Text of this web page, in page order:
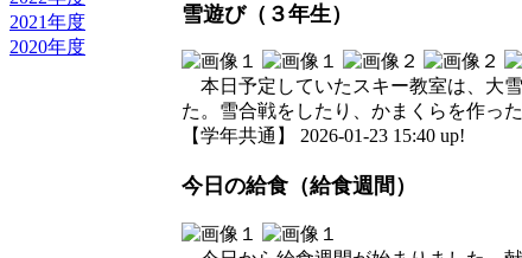
2021年度
2020年度
雪遊び（３年生）
本日予定していたスキー教室は、大
た。雪合戦をしたり、かまくらを作っ
【学年共通】 2026-01-23 15:40 up!
今日の給食（給食週間）